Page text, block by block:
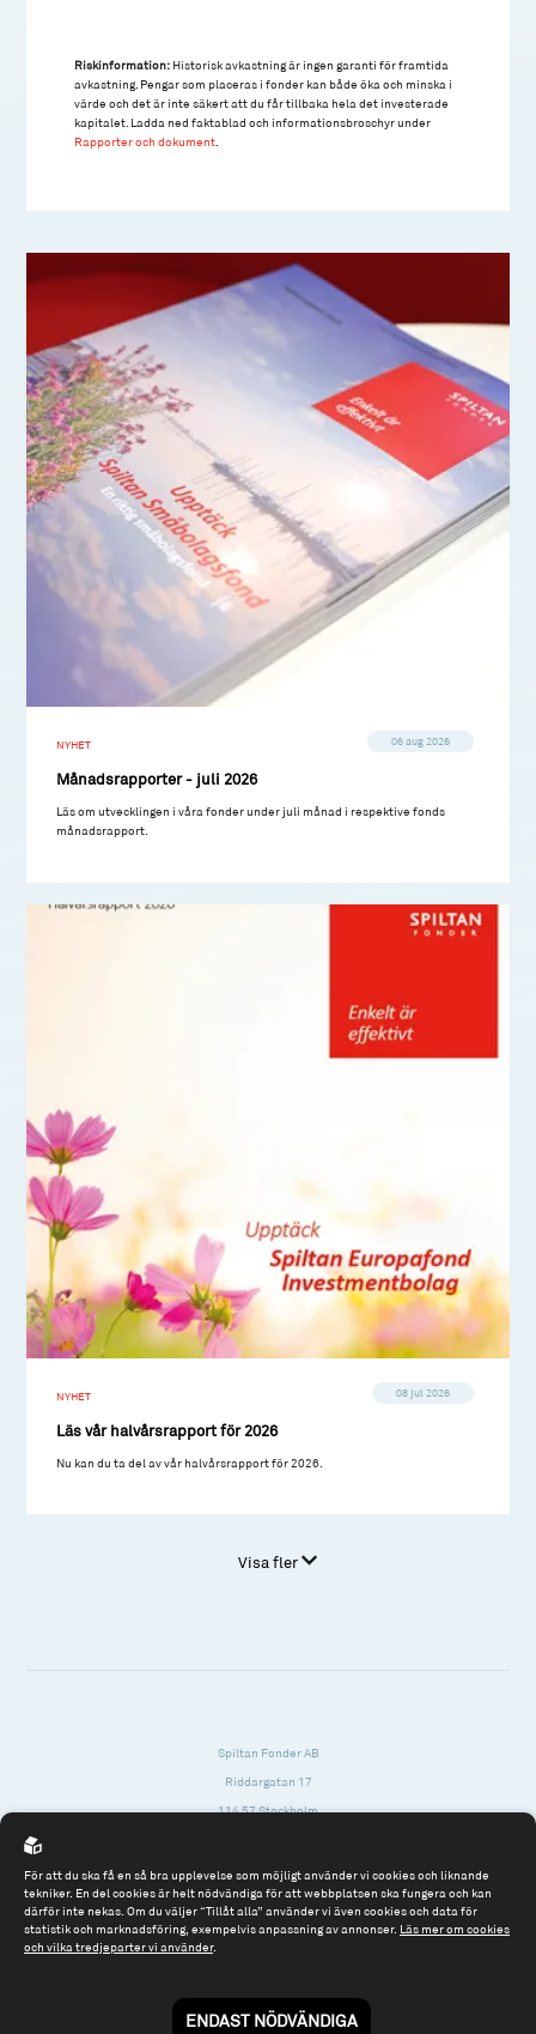
Riskinformation: Historisk avkastning är ingen garanti för framtida
avkastning. Pengar som placeras i fonder kan både öka och minska i
värde och det är inte säkert att du får tillbaka hela det investerade
kapitalet. Ladda ned faktablad och informationsbroschyr under
Rapporter och dokument
NYHET 06 aug 2026
Månadsrapporter - juli 2026
Läs om utvecklingen i våra fonder under juli månad i respektive fonds
månadsrapport.
NYHET 08 jul 2026
Läs vår halvårsrapport för 2026
Nu kan du ta del av vår halvårsrapport för 2026.
Visa fler
Spiltan Fonder AB
Riddargatan 17
114 57 Stockholm
Tel: 08 - 545 813 40
fonder@spiltanfonder.se
Till spiltan.se
För att du ska få en så bra upplevelse som möjligt använder vi cookies och liknande
tekniker. En del cookies är helt nödvändiga för att webbplatsen ska fungera och kan
därför inte nekas. Om du väljer “Tillåt alla” använder vi även cookies och data för
statistik och marknadsföring, exempelvis anpassning av annonser. Läs mer om cookies
och vilka tredjeparter vi använder.
ENDAST NÖDVÄNDIGA